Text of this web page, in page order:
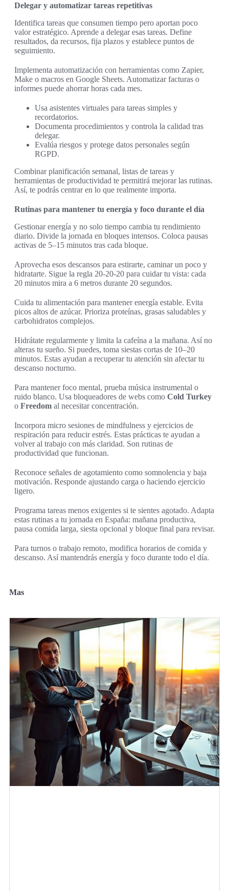
Delegar y automatizar tareas repetitivas
Identifica tareas que consumen tiempo pero aportan poco
valor estratégico. Aprende a delegar esas tareas. Define
resultados, da recursos, fija plazos y establece puntos de
seguimiento.
Implementa automatización con herramientas como Zapier,
Make o macros en Google Sheets. Automatizar facturas o
informes puede ahorrar horas cada mes.
Usa asistentes virtuales para tareas simples y
recordatorios.
Documenta procedimientos y controla la calidad tras
delegar.
Evalúa riesgos y protege datos personales según
RGPD.
Combinar planificación semanal, listas de tareas y
herramientas de productividad te permitirá mejorar las rutinas.
Así, te podrás centrar en lo que realmente importa.
Rutinas para mantener tu energía y foco durante el día
Gestionar energía y no solo tiempo cambia tu rendimiento
diario. Divide la jornada en bloques intensos. Coloca pausas
activas de 5–15 minutos tras cada bloque.
Aprovecha esos descansos para estirarte, caminar un poco y
hidratarte. Sigue la regla 20-20-20 para cuidar tu vista: cada
20 minutos mira a 6 metros durante 20 segundos.
Cuida tu alimentación para mantener energía estable. Evita
picos altos de azúcar. Prioriza proteínas, grasas saludables y
carbohidratos complejos.
Hidrátate regularmente y limita la cafeína a la mañana. Así no
alteras tu sueño. Si puedes, toma siestas cortas de 10–20
minutos. Estas ayudan a recuperar tu atención sin afectar tu
descanso nocturno.
Para mantener foco mental, prueba música instrumental o
ruido blanco. Usa bloqueadores de webs como Cold Turkey
o Freedom al necesitar concentración.
Incorpora micro sesiones de mindfulness y ejercicios de
respiración para reducir estrés. Estas prácticas te ayudan a
volver al trabajo con más claridad. Son rutinas de
productividad que funcionan.
Reconoce señales de agotamiento como somnolencia y baja
motivación. Responde ajustando carga o haciendo ejercicio
ligero.
Programa tareas menos exigentes si te sientes agotado. Adapta
estas rutinas a tu jornada en España: mañana productiva,
pausa comida larga, siesta opcional y bloque final para revisar.
Para turnos o trabajo remoto, modifica horarios de comida y
descanso. Así mantendrás energía y foco durante todo el día.
Mas